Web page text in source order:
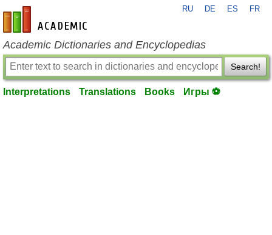
en-academic.com
RU DE ES FR
Academic Dictionaries and Encyclopedias
Search!
Interpretations Translations Books Игры ⚽